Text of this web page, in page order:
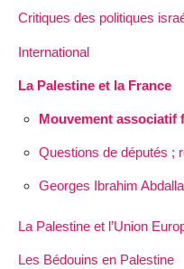
Critiques des politiques
International
La Palestine et la France
Mouvement associatif
Questions de députés ;
Georges Ibrahim
La Palestine et l’Union
Les Bédouins en Palestine